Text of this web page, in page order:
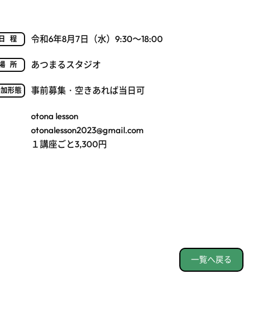
日程 令和6年8月7日（水）9:30～18:00
場所 あつまるスタジオ
参加形態 事前募集・空きあれば当日可
otona lesson
otonalesson2023@gmail.com
１講座ごと3,300円
一覧へ戻る